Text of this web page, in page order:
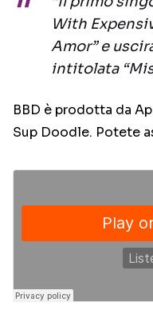
With
Amor” e
intitolata
BBD è prodotta da
Sup Doodle. Potete